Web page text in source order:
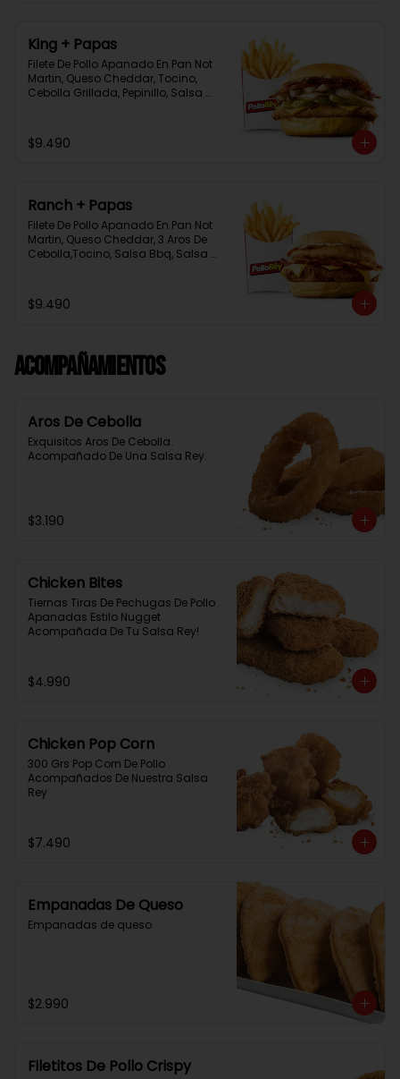
King + Papas
Filete De Pollo Apanado En Pan Not
Martin, Queso Cheddar, Tocino,
Cebolla Grillada, Pepinillo, Salsa
$9.490
Ranch + Papas
Filete De Pollo Apanado En Pan Not
Martin, Queso Cheddar, 3 Aros De
Cebolla,Tocino, Salsa Bbq, Salsa
$9.490
Acompañamientos
Aros De Cebolla
Exquisitos Aros De Cebolla.
Acompañado De Una Salsa Rey.
$3.190
Chicken Bites
Tiernas Tiras De Pechugas De Pollo
Apanadas Estilo Nugget
Acompañada De Tu Salsa Rey!
$4.990
Chicken Pop Corn
300 Grs Pop Corn De Pollo
Acompañados De Nuestra Salsa
Rey
$7.490
Empanadas De Queso
Empanadas de queso
$2.990
Filetitos De Pollo Crispy